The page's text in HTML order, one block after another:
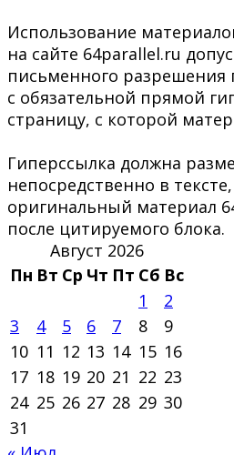
Использование
на сайте 64parallel.ru
письменного разрешения
с обязательной прямой
страницу, с которой
Гиперссылка должна
непосредственно в
оригинальный материал
после цитируемого блока.
Август 2026
Пн Вт Ср Чт Пт Сб Вс
1
2
3
4 5 6 7 8
9
10 11 12 13 14 15 16
17 18 19 20 21 22 23
24 25 26 27 28 29 30
31